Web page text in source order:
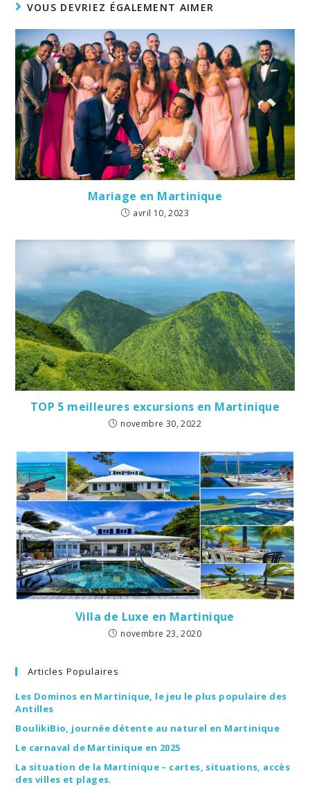
VOUS DEVRIEZ ÉGALEMENT AIMER
Mariage en Martinique
avril 10, 2023
TOP 5 meilleures excursions en Martinique
novembre 30, 2022
Villa de Luxe en Martinique
novembre 23, 2020
Articles Populaires
Les Dominos en Martinique, le jeu le plus populaire des
Antilles
BoulikiBio, journée détente au naturel en Martinique
Le carnaval de Martinique en 2025
La situation de la Martinique – cartes, situations, accès
des villes et plages.